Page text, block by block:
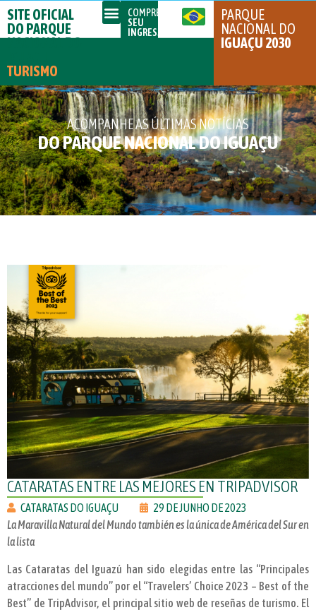
SITE OFICIAL
DO PARQUE
NACIONAL DO
TURISMO
COMPRE
SEU
INGRESSO
PARQUE
NACIONAL DO
IGUAÇU 2030
ACOMPANHE AS ÚLTIMAS NOTÍCIAS
DO PARQUE NACIONAL DO IGUAÇU
CATARATAS ENTRE LAS MEJORES EN TRIPADVISOR
CATARATAS DO IGUAÇU
29 DE JUNHO DE 2023
La Maravilla Natural del Mundo también es la única de América del Sur en
la lista
Las Cataratas del Iguazú han sido elegidas entre las “Principales
atracciones del mundo” por el “Travelers’ Choice 2023 – Best of the
Best” de TripAdvisor, el principal sitio web de reseñas de turismo. El